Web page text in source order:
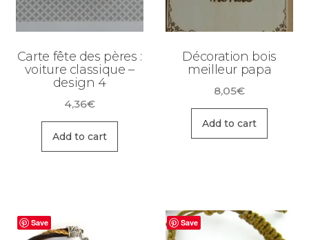
Carte fête des pères :
voiture classique –
design 4
4,36€
Add to cart
Décoration bois
meilleur papa
8,05€
Add to cart
Save Save